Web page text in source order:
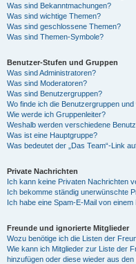
Was sind Bekanntmachungen?
Was sind wichtige Themen?
Was sind geschlossene Themen?
Was sind Themen-Symbole?
Benutzer-Stufen und Gruppen
Was sind Administratoren?
Was sind Moderatoren?
Was sind Benutzergruppen?
Wo finde ich die Benutzergruppen
Wie werde ich Gruppenleiter?
Weshalb werden verschiedene
Was ist eine Hauptgruppe?
Was bedeutet der „Das Team“-Link
Private Nachrichten
Ich kann keine Privaten Nachrichten
Ich bekomme ständig unerwünschte
Ich habe eine Spam-E-Mail von
Freunde und ignorierte Mitglieder
Wozu benötige ich die Listen der
Wie kann ich Mitglieder zur Liste der
hinzufügen oder diese wieder aus